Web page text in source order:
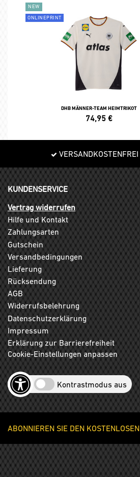
NEW
ONLINEPRINT
DHB MÄNNER-TEAM HEIMTRIKOT
74,95 €
KUNDENSERVICE
Vertrag widerrufen
Hilfe und Kontakt
Zahlungsarten
Gutschein
Versandbedingungen
Lieferung
Rücksendung
AGB
Widerrufsbelehrung
Datenschutzerklärung
Impressum
Erklärung zur Barrierefreiheit
Cookie-Einstellungen anpassen
Kontrastmodus aus
ABONNIEREN SIE DEN